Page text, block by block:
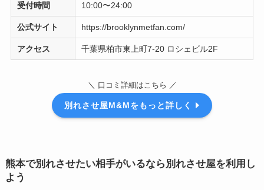
受付時間 10:00〜24:00
公式サイト https://brooklynmetfan.com/
アクセス 千葉県柏市東上町7-20 ロシェビル2F
＼ 口コミ詳細はこちら ／
別れさせ屋M&Mをもっと詳しく
熊本で別れさせたい相手がいるなら別れさせ屋を利用し
よう